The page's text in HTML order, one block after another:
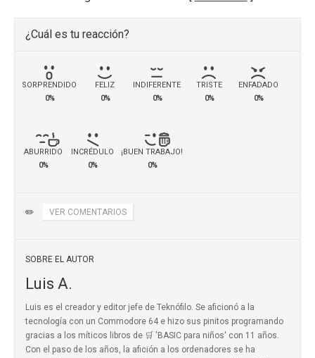
¿Cuál es tu reacción?
SORPRENDIDO
0%
FELIZ
0%
INDIFERENTE
0%
TRISTE
0%
ENFADADO
0%
ABURRIDO
0%
INCRÉDULO
0%
¡BUEN TRABAJO!
0%
✏️ VER COMENTARIOS
SOBRE EL AUTOR
Luis A.
Luis es el creador y editor jefe de Teknófilo. Se aficionó a la
tecnología con un Commodore 64 e hizo sus pinitos programando
gracias a los míticos libros de 🛒 'BASIC para niños' con 11 años.
Con el paso de los años, la afición a los ordenadores se ha